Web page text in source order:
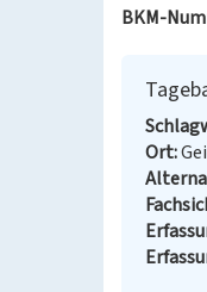
BKM-
Ort